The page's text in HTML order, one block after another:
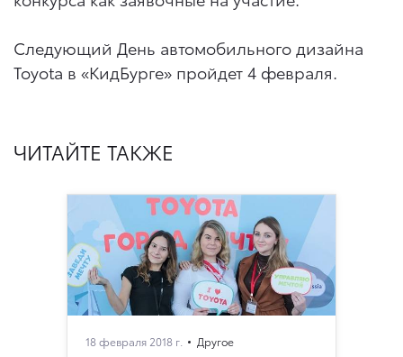
Следующий День автомобильного дизайна
Toyota в «КидБурге» пройдет 4 февраля.
ЧИТАЙТЕ ТАКЖЕ
18 февраля 2018 г. Другое